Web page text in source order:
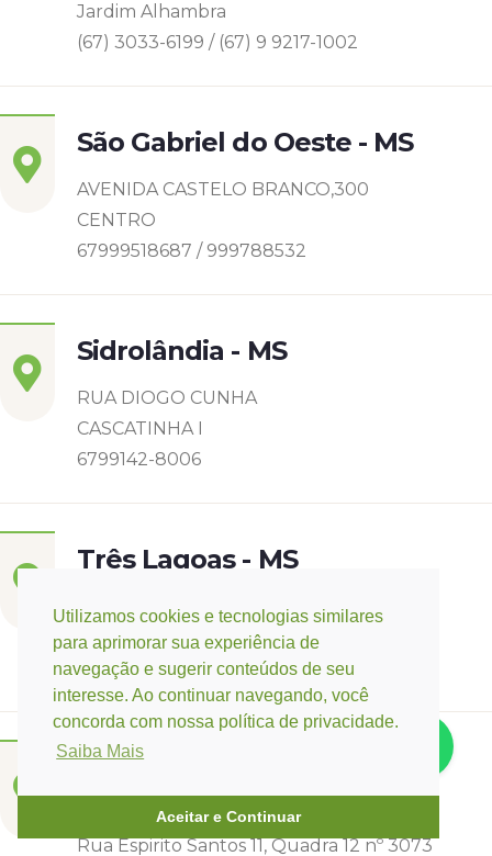
Utilizamos cookies e tecnologias similares
para aprimorar sua experiência de
navegação e sugerir conteúdos de seu
interesse. Ao continuar navegando, você
concorda com nossa política de privacidade.
Saiba Mais
Aceitar e Continuar
Jardim Alhambra
(67) 3033-6199 / (67) 9 9217-1002
São Gabriel do Oeste - MS
AVENIDA CASTELO BRANCO,300
CENTRO
67999518687 / 999788532
Sidrolândia - MS
RUA DIOGO CUNHA
CASCATINHA I
6799142-8006
Três Lagoas - MS
Rua Eurídice Chagas Cruz, 2675
Centro
(67) 9 9249-5406
Campo Verde - MT
Rondonópolis - MT
Rua Espirito Santos 11, Quadra 12 nº 3073